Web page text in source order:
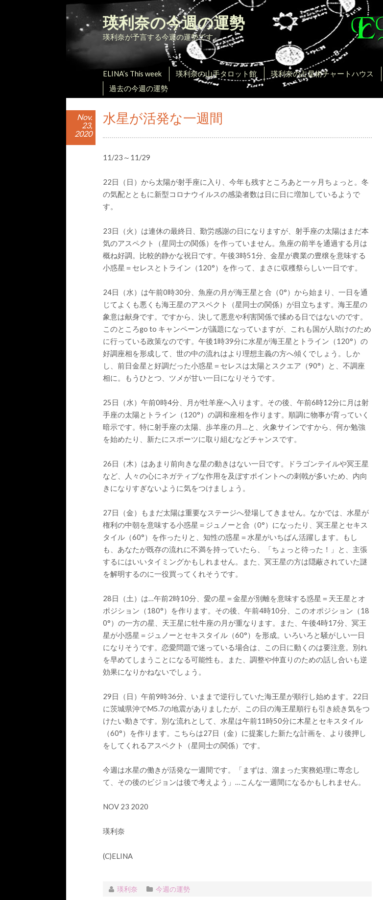
瑛利奈の今週の運勢
瑛利奈が予言する今週の運勢です。
ELINA’s This week 瑛利奈の山手タロット館 瑛利奈の占星術チャートハウス
過去の今週の運勢
水星が活発な一週間
Nov.
23,
2020
11/23～11/29
22日（日）から太陽が射手座に入り、今年も残すところあと一ヶ月ちょっと。冬
の気配とともに新型コロナウイルスの感染者数は日に日に増加しているようで
す。
23日（火）は連休の最終日、勤労感謝の日になりますが、射手座の太陽はまだ本
気のアスペクト（星同士の関係）を作っていません。魚座の前半を通過する月は
概ね好調。比較的静かな祝日です。午後3時51分、金星が農業の豊穣を意味する
小惑星＝セレスとトライン（120°）を作って、まさに収穫祭らしい一日です。
24日（水）は午前0時30分、魚座の月が海王星と合（0°）から始まり、一日を通
じてよくも悪くも海王星のアスペクト（星同士の関係）が目立ちます。海王星の
象意は献身です。ですから、決して悪意や利害関係で揉める日ではないのです。
このところgo to キャンペーンが議題になっていますが、これも国が人助けのため
に行っている政策なのです。午後1時39分に水星が海王星とトライン（120°）の
好調座相を形成して、世の中の流れはより理想主義の方へ傾くでしょう。しか
し、前日金星と好調だった小惑星＝セレスは太陽とスクエア（90°）と、不調座
相に。もうひとつ、ツメが甘い一日になりそうです。
25日（水）午前0時4分、月が牡羊座へ入ります。その後、午前6時12分に月は射
手座の太陽とトライン（120°）の調和座相を作ります。順調に物事が育っていく
暗示です。特に射手座の太陽、歩羊座の月…と、火象サインですから、何か勉強
を始めたり、新たにスポーツに取り組むなどチャンスです。
26日（木）はあまり前向きな星の動きはない一日です。ドラゴンテイルや冥王星
など、人々の心にネガティブな作用を及ぼすポイントへの刺戟が多いため、内向
きになりすぎないように気をつけましょう。
27日（金）もまだ太陽は重要なステージへ登場してきません。なかでは、水星が
権利の中朝を意味する小惑星＝ジュノーと合（0°）になったり、冥王星とセキス
タイル（60°）を作ったりと、知性の惑星＝水星がいちばん活躍します。もし
も、あなたが既存の流れに不満を持っていたら、「ちょっと待った！」と、主張
するにはいいタイミングかもしれません。また、冥王星の方は隠蔽されていた謎
を解明するのに一役買ってくれそうです。
28日（土）は…午前2時10分、愛の星＝金星が別離を意味する惑星＝天王星とオ
ポジション（180°）を作ります。その後、午前4時10分、このオポジション（18
0°）の一方の星、天王星に牡牛座の月が重なります。また、午後4時17分、冥王
星が小惑星＝ジュノーとセキスタイル（60°）を形成。いろいろと騒がしい一日
になりそうです。恋愛問題で迷っている場合は、この日に動くのは要注意。別れ
を早めてしまうことになる可能性も。また、調整や仲直りのための話し合いも逆
効果になりかねないでしょう。
29日（日）午前9時36分、いままで逆行していた海王星が順行し始めます。22日
に茨城県沖でM5.7の地震がありましたが、この日の海王星順行も引き続き気をつ
けたい動きです。別な流れとして、水星は午前11時50分に木星とセキスタイル
（60°）を作ります。こちらは27日（金）に提案した新たな計画を、より後押し
をしてくれるアスペクト（星同士の関係）です。
今週は水星の働きが活発な一週間です。「まずは、溜まった実務処理に専念し
て、その後のビジョンは後で考えよう」…こんな一週間になるかもしれません。
NOV 23 2020
瑛利奈
(C)ELINA
瑛利奈 今週の運勢